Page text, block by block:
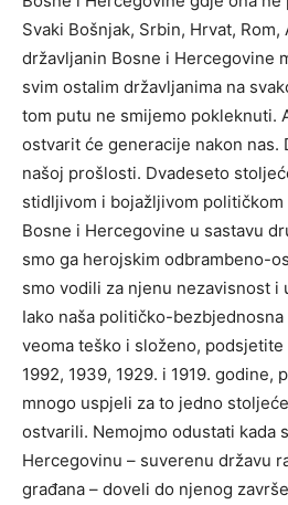
Svaki Bošnjak, Srbin, Hrvat,
državljanin Bosne i Hercegovine
svim ostalim državljanima na
tom putu ne smijemo pokleknuti.
ostvarit će generacije nakon nas.
našoj prošlosti. Dvadeseto
stidljivom i bojažljivom
Bosne i Hercegovine u sastavu
smo ga herojskim odbrambeno-
smo vodili za njenu nezavisnost i
Iako naša političko-
veoma teško i složeno,
1992, 1939, 1929. i 1919. godine,
mnogo uspjeli za to jedno
ostvarili. Nemojmo odustati kada
Hercegovinu – suverenu državu
građana – doveli do njenog